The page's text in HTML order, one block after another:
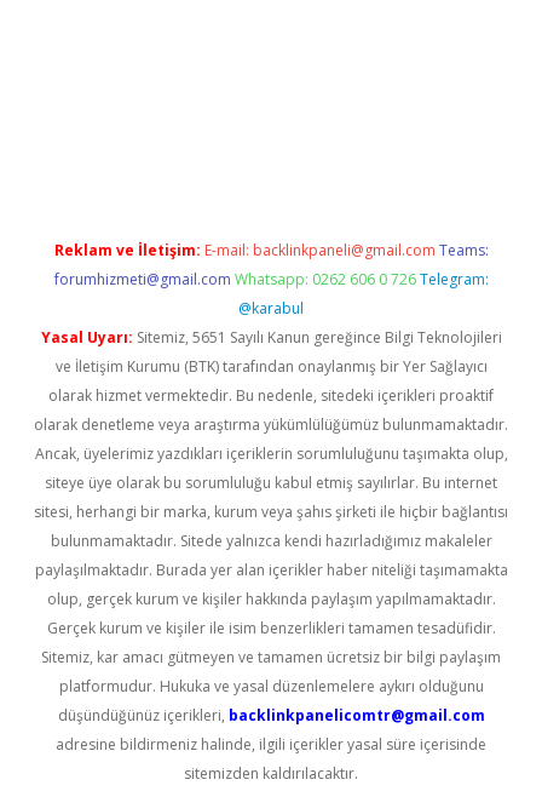
Reklam ve İletişim: E-mail: backlinkpaneli@gmail.com Teams:
forumhizmeti@gmail.com Whatsapp: 0262 606 0 726 Telegram:
@karabul
Yasal Uyarı: Sitemiz, 5651 Sayılı Kanun gereğince Bilgi Teknolojileri
ve İletişim Kurumu (BTK) tarafından onaylanmış bir Yer Sağlayıcı
olarak hizmet vermektedir. Bu nedenle, sitedeki içerikleri proaktif
olarak denetleme veya araştırma yükümlülüğümüz bulunmamaktadır.
Ancak, üyelerimiz yazdıkları içeriklerin sorumluluğunu taşımakta olup,
siteye üye olarak bu sorumluluğu kabul etmiş sayılırlar. Bu internet
sitesi, herhangi bir marka, kurum veya şahıs şirketi ile hiçbir bağlantısı
bulunmamaktadır. Sitede yalnızca kendi hazırladığımız makaleler
paylaşılmaktadır. Burada yer alan içerikler haber niteliği taşımamakta
olup, gerçek kurum ve kişiler hakkında paylaşım yapılmamaktadır.
Gerçek kurum ve kişiler ile isim benzerlikleri tamamen tesadüfidir.
Sitemiz, kar amacı gütmeyen ve tamamen ücretsiz bir bilgi paylaşım
platformudur. Hukuka ve yasal düzenlemelere aykırı olduğunu
düşündüğünüz içerikleri, backlinkpanelicomtr@gmail.com
adresine bildirmeniz halinde, ilgili içerikler yasal süre içerisinde
sitemizden kaldırılacaktır.